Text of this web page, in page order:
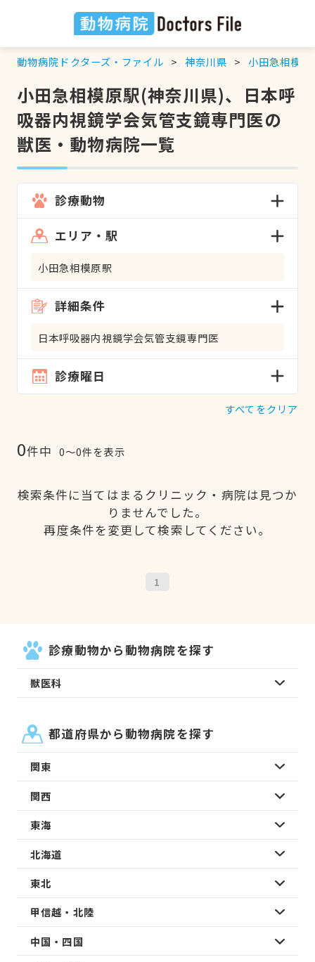
動物病院ドクターズ・ファイル 神奈川県 小田急相模原
小田急相模原駅(神奈川県)、日本呼
吸器内視鏡学会気管支鏡専門医の
獣医・動物病院一覧
診療動物
エリア・駅
小田急相模原駅
詳細条件
日本呼吸器内視鏡学会気管支鏡専門医
診療曜日
すべてをクリア
0件中 0〜0件を表示
検索条件に当てはまるクリニック・病院は見つか
りませんでした。
再度条件を変更して検索してください。
1
診療動物から動物病院を探す
獣医科
都道府県から動物病院を探す
関東
関西
東海
北海道
東北
甲信越・北陸
中国・四国